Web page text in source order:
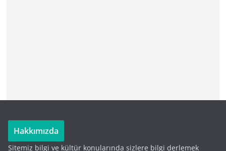
Hakkımızda
Sitemiz bilgi ve kültür konularında sizlere bilgi derlemek